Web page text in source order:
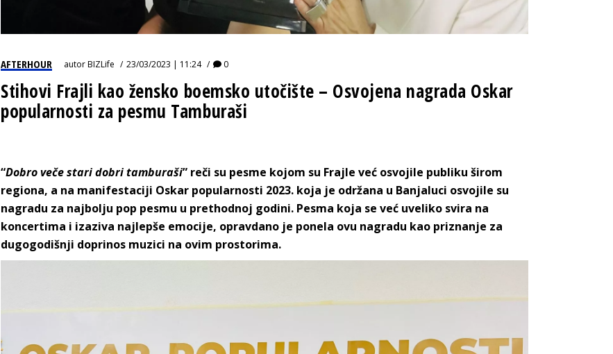
AFTERHOUR autorBIZLife 23/03/2023 | 11:24 0
Stihovi Frajli kao žensko boemsko utočište – Osvojena nagrada Oskar
popularnosti za pesmu Tamburaši
“Dobro veče stari dobri tamburaši” reči su pesme kojom su Frajle već osvojile publiku širom
regiona, a na manifestaciji Oskar popularnosti 2023. koja je održana u Banjaluci osvojile su
nagradu za najbolju pop pesmu u prethodnoj godini. Pesma koja se već uveliko svira na
koncertima i izaziva najlepše emocije, opravdano je ponela ovu nagradu kao priznanje za
dugogodišnji doprinos muzici na ovim prostorima.